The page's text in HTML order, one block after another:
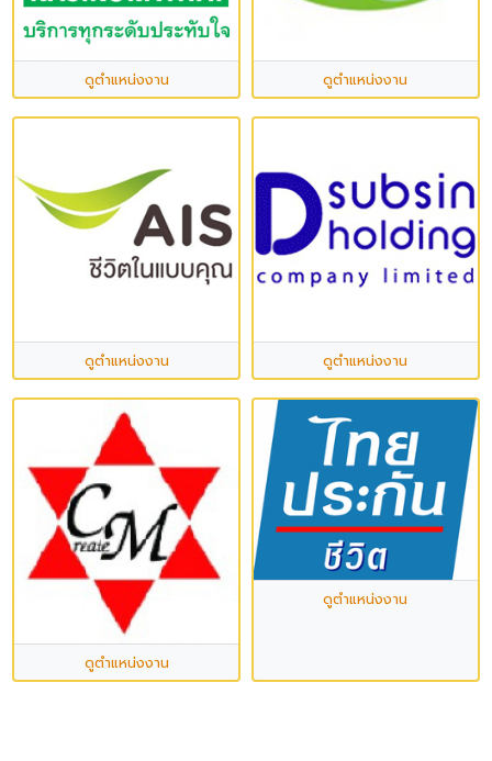
ดูตำแหน่งงาน ดูตำแหน่งงาน
ดูตำแหน่งงาน ดูตำแหน่งงาน
ดูตำแหน่งงาน
ดูตำแหน่งงาน